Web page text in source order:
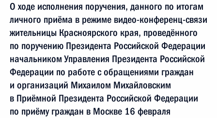
О ходе исполнения поручения, данного по итогам
личного приёма в режиме видео-конференц-связи
жительницы Красноярского края, проведённого
по поручению Президента Российской Федерации
начальником Управления Президента Российской
Федерации по работе с обращениями граждан
и организаций Михаилом Михайловским
в Приёмной Президента Российской Федерации
по приёму граждан в Москве 16 февраля